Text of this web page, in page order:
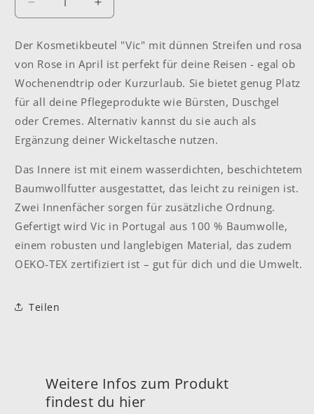
Verringere
die
für
Kosmetikbeutel
&quot;Vic&quot;
dünne
rosa
Erhöhe
die
Menge
für
Kosmetikbeutel
&quot;Vic&quot;
Streifen
rosa
Der Kosmetikbeutel "Vic" mit dünnen Streifen und rosa
von Rose in April ist perfekt für deine Reisen - egal ob
Wochenendtrip oder Kurzurlaub. Sie bietet genug Platz
für all deine Pflegeprodukte wie Bürsten, Duschgel
oder Cremes. Alternativ kannst du sie auch als
Ergänzung deiner Wickeltasche nutzen.
Das Innere ist mit einem wasserdichten, beschichtetem
Baumwollfutter ausgestattet, das leicht zu reinigen ist.
Zwei Innenfächer sorgen für zusätzliche Ordnung.
Gefertigt wird Vic in Portugal aus 100 % Baumwolle,
einem robusten und langlebigen Material, das zudem
OEKO-TEX zertifiziert ist – gut für dich und die Umwelt.
Teilen
Weitere Infos zum Produkt
findest du hier